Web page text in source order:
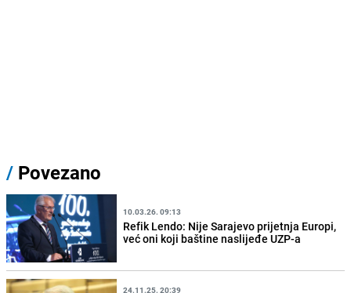
/ Povezano
10.03.26. 09:13
Refik Lendo: Nije Sarajevo prijetnja Europi,
već oni koji baštine naslijeđe UZP-a
24.11.25. 20:39